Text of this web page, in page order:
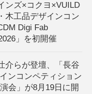
ンズ×コクヨ×VUILD
木工品デザインコン
Digi Fab
」を初開催
介らが登壇、「長谷
ンコンペティション
会」が8月19日に開